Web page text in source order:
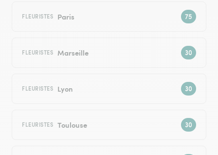
FLEURISTES Paris
FLEURISTES Marseille
FLEURISTES Lyon
FLEURISTES Toulouse